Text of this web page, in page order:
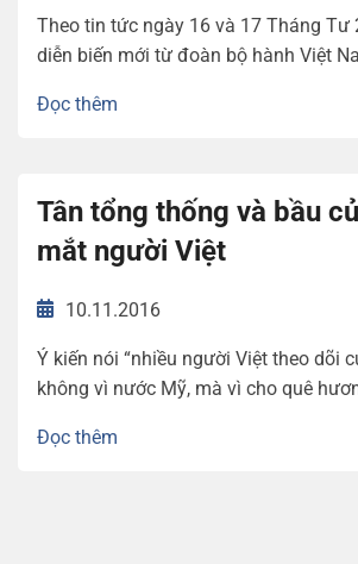
Theo tin tức ngày 16 và 17 Tháng Tư
diễn biến mới từ đoàn bộ hành Việt
Đọc thêm
​Tân tổng thống và bầu
mắt người Việt
10.11.2016
Ý kiến nói “nhiều người Việt theo dõi
không vì nước Mỹ, mà vì cho quê
Đọc thêm